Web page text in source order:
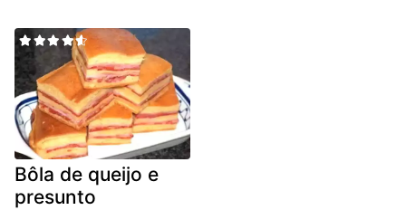
Bôla de queijo e
presunto